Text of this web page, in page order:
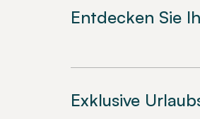
Entdecken Sie
Exklusive